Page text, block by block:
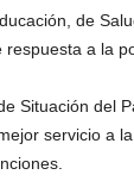
de
a la
Situación del
servicio a